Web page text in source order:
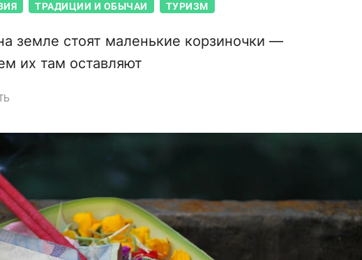
ТРАДИЦИИ И ОБЫЧАИ ТУРИЗМ
земле стоят маленькие корзиночки —
их там оставляют